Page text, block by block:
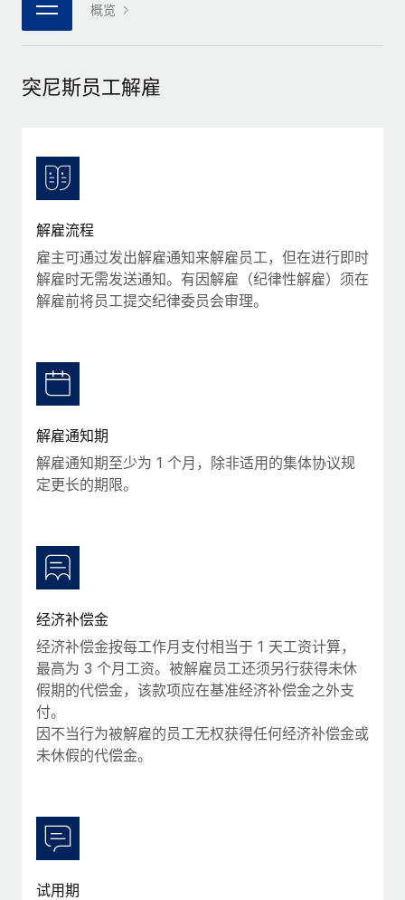
连接 新的
使用我们的 MCP 将任何人工智能工具与 Remote 平台相连
借助核心业务工具简化流程
咨询专家
获得全球人力资源与合规方面的专家帮助
背景调查
简化候选人筛选流程
合规守望台
设备管理
在全球范围内配置和跟踪 IT 设备
实体设立
人员调配与搬迁
福利
轻松管理员工福利
与我们携手合作
战略技术合作伙伴
Remote Build
集成与人工智能自动化咨询
职位描述库
网络研讨会
活动
薪金与人才洞察
洞察中心
获得支持
查看全部资源
Why owned entities are key to maintaining
EOR compliance
to the demands of today’s labor market, the...
了解更多
actually looks like
Most teams hear "payroll implementation" and picture a
six-month project with a dedicated team....
了解更多
日本語
한국어
概览
突尼斯员工解雇
解雇流程
雇主可通过发出解雇通知来解雇员工，但在进行即时
解雇时无需发送通知。有因解雇（纪律性解雇）须在
解雇前将员工提交纪律委员会审理。
解雇通知期
解雇通知期至少为 1 个月，除非适用的集体协议规
定更长的期限。
经济补偿金
经济补偿金按每工作月支付相当于 1 天工资计算，
最高为 3 个月工资。被解雇员工还须另行获得未休
假期的代偿金，该款项应在基准经济补偿金之外支
付。
因不当行为被解雇的员工无权获得任何经济补偿金或
未休假的代偿金。
试用期